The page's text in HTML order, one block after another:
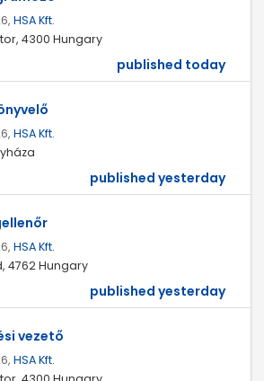
HSA Kft.
4300 Hungary
published today
HSA Kft.
published yesterday
HSA Kft.
4762 Hungary
published yesterday
vezető
HSA Kft.